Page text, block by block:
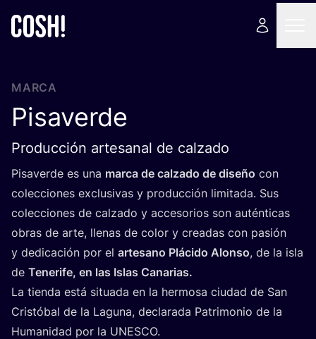
MARCA
Pisaverde
Producción artesanal de calzado
Pisa­ver­de es una mar­ca de cal­za­do de dise­ño con
colec­cio­nes exclu­si­vas y pro­duc­ción limi­ta­da. Sus
colec­cio­nes de cal­za­do y acce­so­rios son autén­ti­cas
obras de arte, lle­nas de color y crea­das con pasión
y dedi­ca­ción por el arte­sano Plá­ci­do Alon­so, de la isla
de Tene­ri­fe, en las Islas Canarias.
La tien­da está situa­da en la her­mo­sa ciu­dad de San
Cris­tó­bal de la Lagu­na, decla­ra­da Patri­mo­nio de la
Huma­ni­dad por la UNESCO.